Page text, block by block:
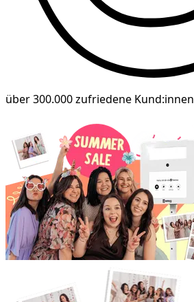
über 300.000 zufriedene Kund:innen